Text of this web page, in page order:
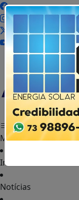
MENU
Início
Notícias